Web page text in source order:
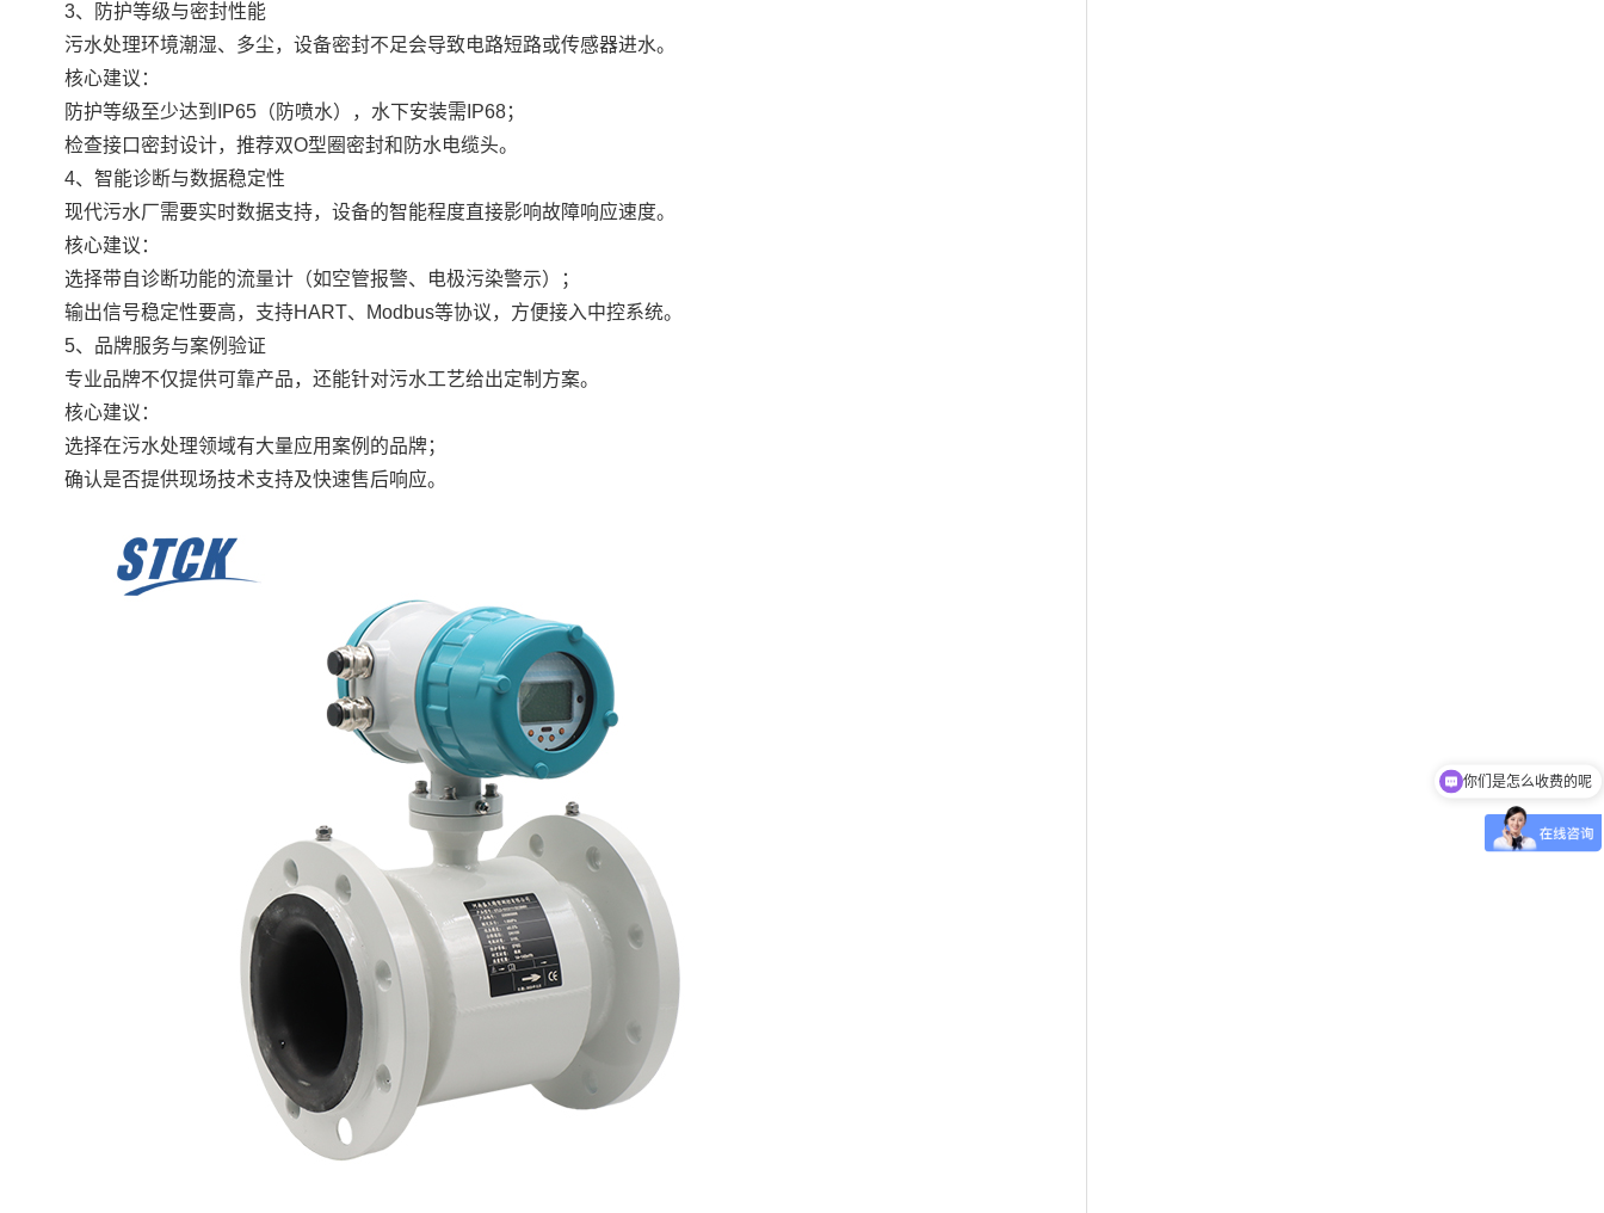
3、防护等级与密封性能
污水处理环境潮湿、多尘，设备密封不足会导致电路短路或传感器进水。
核心建议：
防护等级至少达到IP65（防喷水），水下安装需IP68；
检查接口密封设计，推荐双O型圈密封和防水电缆头。
4、智能诊断与数据稳定性
现代污水厂需要实时数据支持，设备的智能程度直接影响故障响应速度。
核心建议：
选择带自诊断功能的流量计（如空管报警、电极污染警示）；
输出信号稳定性要高，支持HART、Modbus等协议，方便接入中控系统。
5、品牌服务与案例验证
专业品牌不仅提供可靠产品，还能针对污水工艺给出定制方案。
核心建议：
选择在污水处理领域有大量应用案例的品牌；
确认是否提供现场技术支持及快速售后响应。
你们是怎么收费的呢